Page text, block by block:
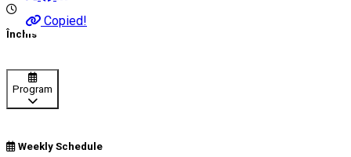
Copied!
Închis
Program
Weekly Schedule